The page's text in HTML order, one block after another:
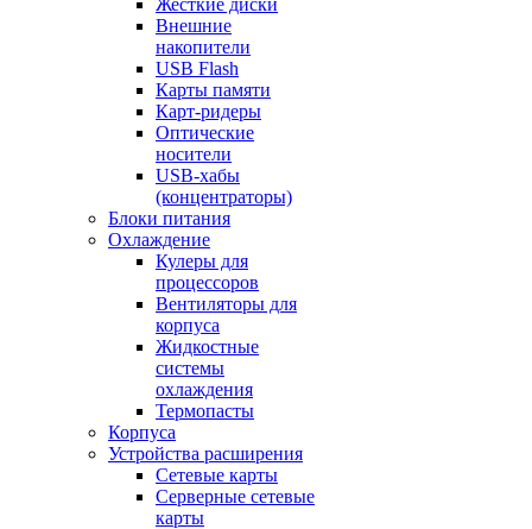
Жесткие диски
Внешние
накопители
USB Flash
Карты памяти
Карт-ридеры
Оптические
носители
USB-хабы
(концентраторы)
Блоки питания
Охлаждение
Кулеры для
процессоров
Вентиляторы для
корпуса
Жидкостные
системы
охлаждения
Термопасты
Корпуса
Устройства расширения
Сетевые карты
Серверные сетевые
карты